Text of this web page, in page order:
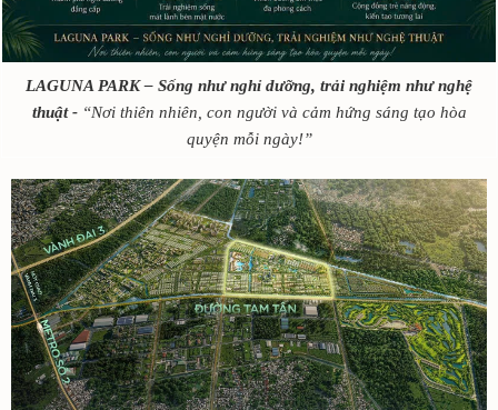
LAGUNA PARK – Sống như nghỉ dưỡng, trải nghiệm như nghệ
thuật - “Nơi thiên nhiên, con người và cảm hứng sáng tạo hòa
quyện mỗi ngày!”